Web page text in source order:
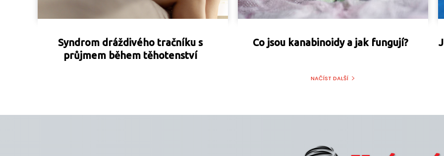
Syndrom dráždivého tračníku s
průjmem během těhotenství
Co jsou kanabinoidy a jak fungují?
NAČÍST DALŠÍ